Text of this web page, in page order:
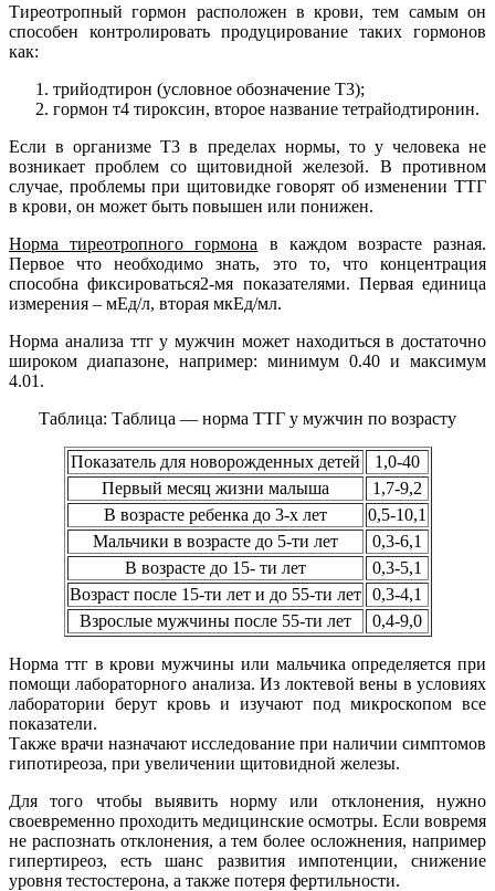
Тиреотропный гормон расположен в крови, тем самым он
способен контролировать продуцирование таких гормонов
как:
трийодтирон (условное обозначение Т3);
гормон т4 тироксин, второе название тетрайодтиронин.
Если в организме Т3 в пределах нормы, то у человека не
возникает проблем со щитовидной железой. В противном
случае, проблемы при щитовидке говорят об изменении ТТГ
в крови, он может быть повышен или понижен.
Норма тиреотропного гормона в каждом возрасте разная.
Первое что необходимо знать, это то, что концентрация
способна фиксироваться2-мя показателями. Первая единица
измерения – мЕд/л, вторая мкЕд/мл.
Норма анализа ттг у мужчин может находиться в достаточно
широком диапазоне, например: минимум 0.40 и максимум
4.01.
Таблица: Таблица — норма ТТГ у мужчин по возрасту
Показатель для новорожденных детей
1,0-40
Первый месяц жизни малыша
1,7-9,2
В возрасте ребенка до 3-х лет
0,5-10,1
Мальчики в возрасте до 5-ти лет
0,3-6,1
В возрасте до 15- ти лет
0,3-5,1
Возраст после 15-ти лет и до 55-ти лет
0,3-4,1
Взрослые мужчины после 55-ти лет
0,4-9,0
Норма ттг в крови мужчины или мальчика определяется при
помощи лабораторного анализа. Из локтевой вены в условиях
лаборатории берут кровь и изучают под микроскопом все
показатели.
Также врачи назначают исследование при наличии симптомов
гипотиреоза, при увеличении щитовидной железы.
Для того чтобы выявить норму или отклонения, нужно
своевременно проходить медицинские осмотры. Если вовремя
не распознать отклонения, а тем более осложнения, например
гипертиреоз, есть шанс развития импотенции, снижение
уровня тестостерона, а также потеря фертильности.